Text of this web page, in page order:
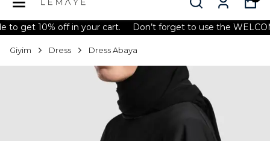
10% off in your cart. Don’t forget to use the
Giyim Dress Dress Abaya